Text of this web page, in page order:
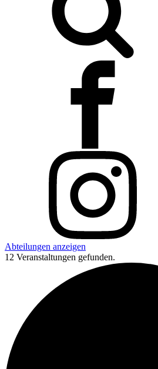
Abteilungen anzeigen
12 Veranstaltungen gefunden.